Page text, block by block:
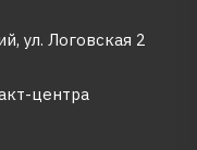
ул. Логовская 2
центра